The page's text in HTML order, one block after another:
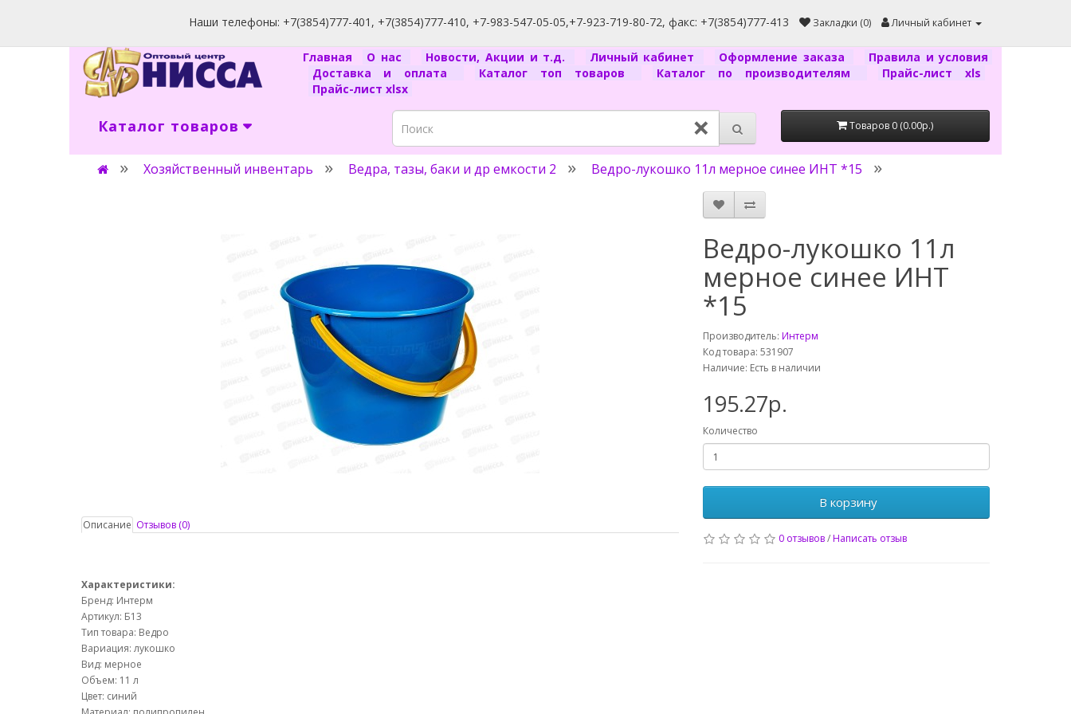
Наши телефоны: +7(3854)777-401, +7(3854)777-410, +7-983-547-05-05,+7-923-719-80-72, факс: +7(3854)777-413 Закладки (0) Личный кабинет
Главная О нас Новости, Акции и т.д. Личный кабинет Оформление заказа
Правила и условия
Доставка и оплата
Каталог топ товаров Каталог по производителям
Прайс-лист xls
Прайс-лист xlsx
Каталог товаров × Товаров 0 (0.00р.)
Хозяйственный инвентарь Ведра, тазы, баки и др емкости 2 Ведро-лукошко 11л мерное синее ИНТ *15
Описание Отзывов (0)
Характеристики:
Бренд: Интерм
Артикул: Б13
Тип товара: Ведро
Вариация: лукошко
Вид: мерное
Объем: 11 л
Цвет: синий
Ведро-лукошко 11л
мерное синее ИНТ
*15
Производитель: Интерм
Код товара: 531907
Наличие: Есть в наличии
195.27р.
Количество
В корзину
0 отзывов/Написать отзыв